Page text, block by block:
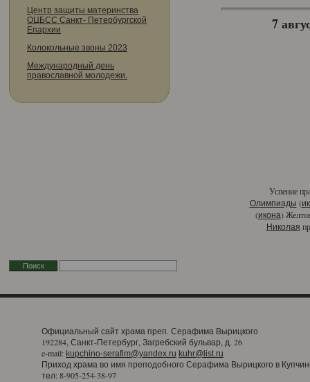
Центр защиты материнства
ОЦБСС Санкт- Петербургской
Епархии
Колокольные звоны 2023
Международный день
православной молодежи.
7
Успение
Олимпиады (
(икона)
Николая
Официальный сайт храма преп. Серафима Вырицкого
192284, Санкт-Петербург, Загребский бульвар, д. 26
e-mail: kupchino-serafim@yandex.ru kuhr@list.ru
Приход храма во имя преподобного Серафима Вырицкого в
тел: 8-905-254-38-97